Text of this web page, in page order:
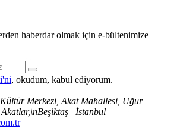
haberdar olmak için e-bültenimize
, okudum, kabul ediyorum.
Merkezi, Akat Mahallesi, Uğur
| İstanbul